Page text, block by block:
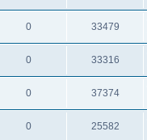
0 33479
0 33316
0 37374
0 25582